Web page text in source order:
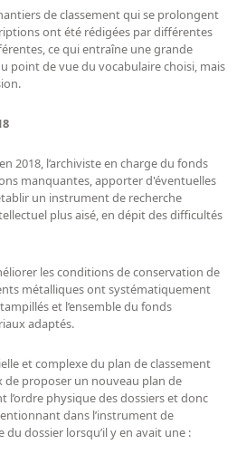
de classement qui se prolongent
ont été rédigées par différentes
ce qui entraîne une grande
point de vue du vocabulaire choisi, mais
2018, l’archiviste en charge du fonds
manquantes, apporter d'éventuelles
un instrument de recherche
plus aisé, en dépit des difficultés
les conditions de conservation de
métalliques ont systématiquement
et l’ensemble du fonds
adaptés.
et complexe du plan de classement
de proposer un nouveau plan de
l’ordre physique des dossiers et donc
dans l’instrument de
du dossier lorsqu’il y en avait une :